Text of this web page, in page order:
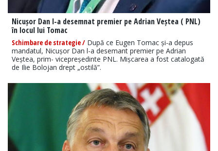
Nicușor Dan l-a desemnat premier pe Adrian Veștea ( PNL)
în locul lui Tomac
Schimbare de strategie / După ce Eugen Tomac și-a depus
mandatul, Nicușor Dan l-a desemant premier pe Adrian
Veștea, prim- vicepreședinte PNL. Mișcarea a fost catalogată
de Ilie Bolojan drept „ostilă”.